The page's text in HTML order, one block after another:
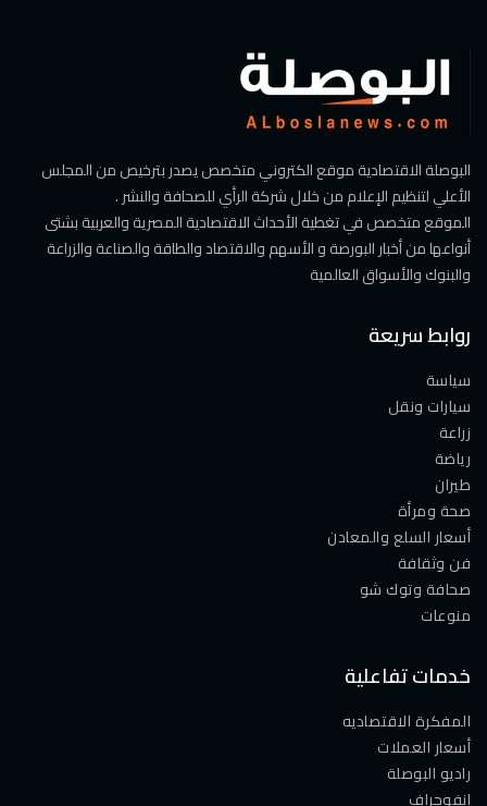
البوصلة الاقتصادية موقع الكتروني متخصص يصدر بترخيص من المجلس
الأعلي لتنظيم الإعلام من خلال شركة الرأي للصحافة والنشر .
الموقع متخصص في تغطية الأحداث الاقتصادية المصرية والعربية بشتى
أنواعها من أخبار البورصة و الأسهم والاقتصاد والطاقة والصناعة والزراعة
والبنوك والأسواق العالمية
روابط سريعة
سياسة
سيارات ونقل
زراعة
رياضة
طيران
صحة ومرأة
أسعار السلع والمعادن
فن وثقافة
صحافة وتوك شو
منوعات
خدمات تفاعلية
المفكرة الاقتصاديه
أسعار العملات
راديو البوصلة
انفوجراف